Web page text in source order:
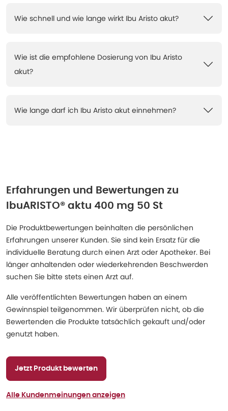
Wie schnell und wie lange wirkt Ibu Aristo akut?
Wie ist die empfohlene Dosierung von Ibu Aristo
akut?
Wie lange darf ich Ibu Aristo akut einnehmen?
Erfahrungen und Bewertungen zu
IbuARISTO® aktu 400 mg 50 St
Die Produktbewertungen beinhalten die persönlichen
Erfahrungen unserer Kunden. Sie sind kein Ersatz für die
individuelle Beratung durch einen Arzt oder Apotheker. Bei
länger anhaltenden oder wiederkehrenden Beschwerden
suchen Sie bitte stets einen Arzt auf.
Alle veröffentlichten Bewertungen haben an einem
Gewinnspiel teilgenommen. Wir überprüfen nicht, ob die
Bewertenden die Produkte tatsächlich gekauft und/oder
genutzt haben.
Jetzt Produkt bewerten
Alle Kundenmeinungen anzeigen